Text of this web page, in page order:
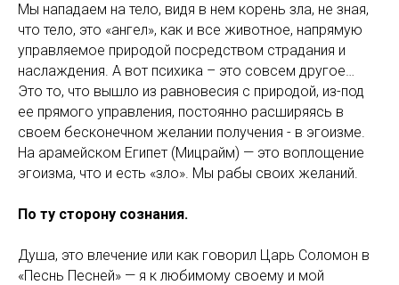
Мы нападаем на тело, видя в нем корень зла, не зная,
что тело, это «ангел», как и все животное, напрямую
управляемое природой посредством страдания и
наслаждения. А вот психика – это совсем другое…
Это то, что вышло из равновесия с природой, из-под
ее прямого управления, постоянно расширяясь в
своем бесконечном желании получения - в эгоизме.
На арамейском Египет (Мицрайм) — это воплощение
эгоизма, что и есть «зло». Мы рабы своих желаний.
По ту сторону сознания.
Душа, это влечение или как говорил Царь Соломон в
«Песнь Песней» — я к любимому своему и мой